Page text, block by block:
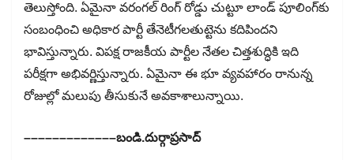
తెలుస్తోంది. ఏమైనా వరంగల్ రింగ్​ రోడ్డు చుట్టూ లాండ్​ పూలింగ్​కు
సంబంధించి అధికార పార్టీ తేనెటీగలతుట్టెను కదిపిందని
భావిస్తున్నారు. విపక్ష రాజకీయ పార్టీల నేతల చిత్తశుద్ధికి ఇది
పరీక్షగా అభివర్ణిస్తున్నారు. ఏమైనా ఈ భూ వ్యవహారం రానున్న
రోజుల్లో మలుపు తీసుకునే అవకాశాలున్నాయి.
–––––––––––––బండి.దుర్గాప్రసాద్